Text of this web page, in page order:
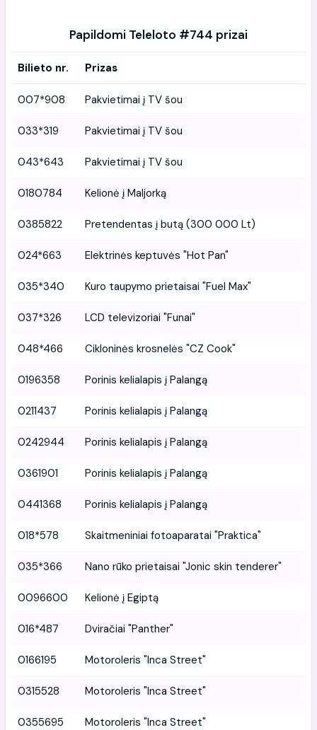
Papildomi Teleloto #744 prizai
Bilieto nr. Prizas
007*908 Pakvietimai į TV šou
033*319 Pakvietimai į TV šou
043*643 Pakvietimai į TV šou
0180784 Kelionė į Maljorką
0385822 Pretendentas į butą (300 000 Lt)
024*663 Elektrinės keptuvės "Hot Pan"
035*340 Kuro taupymo prietaisai "Fuel Max"
037*326 LCD televizoriai "Funai"
048*466 Cikloninės krosnelės "CZ Cook"
0196358 Porinis kelialapis į Palangą
0211437 Porinis kelialapis į Palangą
0242944 Porinis kelialapis į Palangą
0361901 Porinis kelialapis į Palangą
0441368 Porinis kelialapis į Palangą
018*578 Skaitmeniniai fotoaparatai "Praktica"
035*366 Nano rūko prietaisai "Jonic skin tenderer"
0096600 Kelionė į Egiptą
016*487 Dviračiai "Panther"
0166195 Motoroleris "Inca Street"
0315528 Motoroleris "Inca Street"
0355695 Motoroleris "Inca Street"